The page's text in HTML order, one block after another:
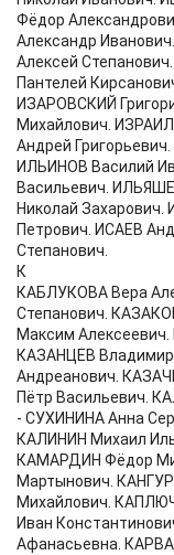
Фёдор
Александр
Алексей
Пантелей
ИЗАРОВСКИЙ
Михайлович.
Андрей
ИЛЬИНОВ Василий
Васильевич.
Николай
Петрович. ИСАЕВ
Степанович.
К
КАБЛУКОВА Вера
Степанович.
Максим
КАЗАНЦЕВ
Андреанович.
Пётр Васильевич.
- СУХИНИНА Анна
КАЛИНИН Михаил
КАМАРДИН Фёдор
Мартынович.
Михайлович.
Иван
Афанасьевна.